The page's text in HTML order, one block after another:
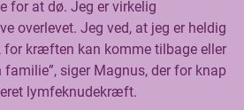
for at dø. Jeg er virkelig
overlevet. Jeg ved, at jeg er heldig
for kræften kan komme tilbage eller
siger Magnus, der for knap
lymfeknudekræft.